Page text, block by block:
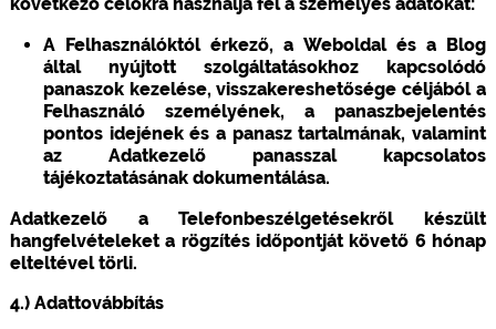
A Felhasználóktól érkező, a Weboldal és a Blog
által nyújtott szolgáltatásokhoz kapcsolódó
panaszok kezelése, visszakereshetősége céljából a
Felhasználó személyének, a panaszbejelentés
pontos idejének és a panasz tartalmának, valamint
az Adatkezelő panasszal kapcsolatos
tájékoztatásának dokumentálása.
Adatkezelő a Telefonbeszélgetésekről készült
hangfelvételeket a rögzítés időpontját követő 6 hónap
elteltével törli.
4.) Adattovábbítás